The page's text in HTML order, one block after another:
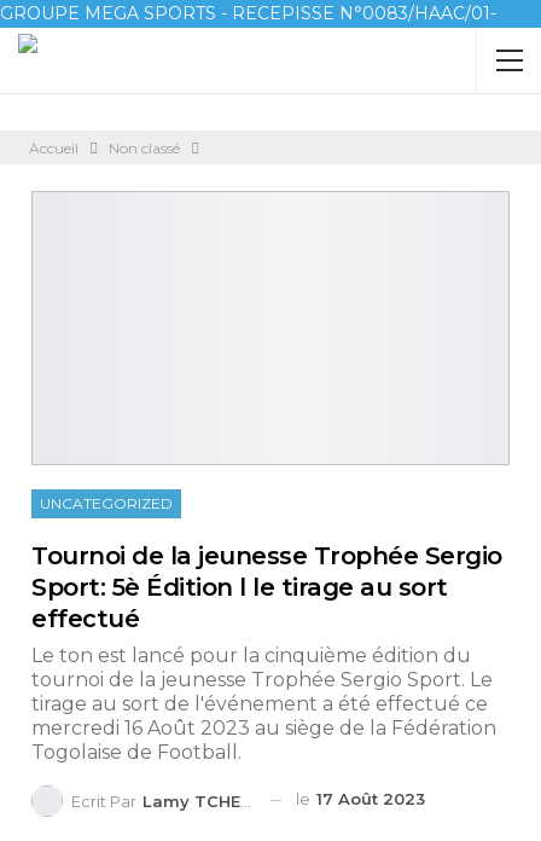
GROUPE MEGA SPORTS - RECEPISSE N°0083/HAAC/01-
2023/pl/P
Accueil Non classé
UNCATEGORIZED
Tournoi de la jeunesse Trophée Sergio
Sport: 5è Édition l le tirage au sort
effectué
Le ton est lancé pour la cinquième édition du
tournoi de la jeunesse Trophée Sergio Sport. Le
tirage au sort de l'événement a été effectué ce
mercredi 16 Août 2023 au siège de la Fédération
Togolaise de Football.
Ecrit Par Lamy TCHEDRE le 17 Août 2023